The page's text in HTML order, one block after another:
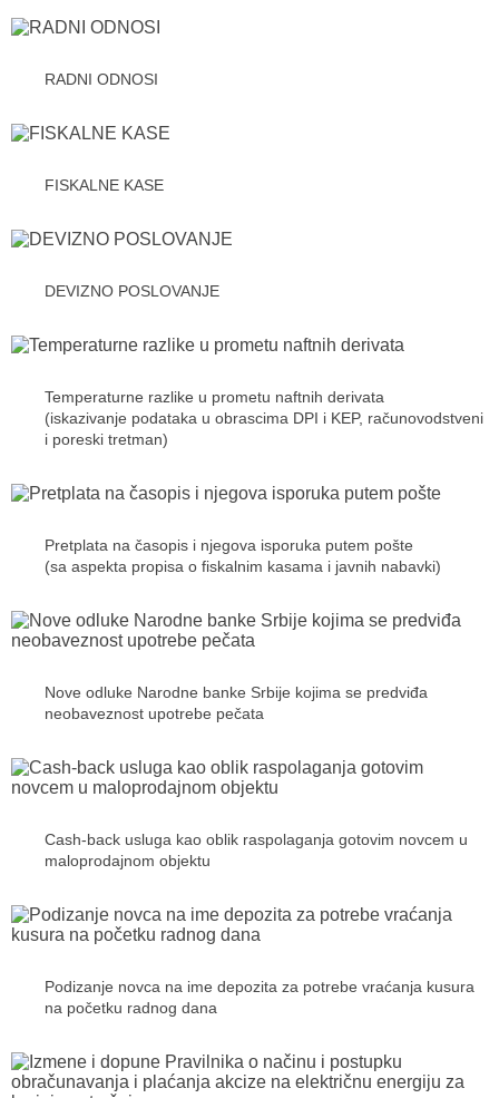
RADNI ODNOSI
FISKALNE KASE
DEVIZNO POSLOVANJE
Temperaturne razlike u prometu naftnih derivata
(iskazivanje podataka u obrascima DPI i KEP, računovodstveni
i poreski tretman)
Pretplata na časopis i njegova isporuka putem pošte
(sa aspekta propisa o fiskalnim kasama i javnih nabavki)
Nove odluke Narodne banke Srbije kojima se predviđa
neobaveznost upotrebe pečata
Cash-back usluga kao oblik raspolaganja gotovim novcem u
maloprodajnom objektu
Podizanje novca na ime depozita za potrebe vraćanja kusura
na početku radnog dana